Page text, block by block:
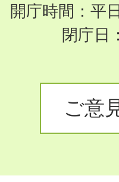
開庁時間：平
閉庁日
ご意